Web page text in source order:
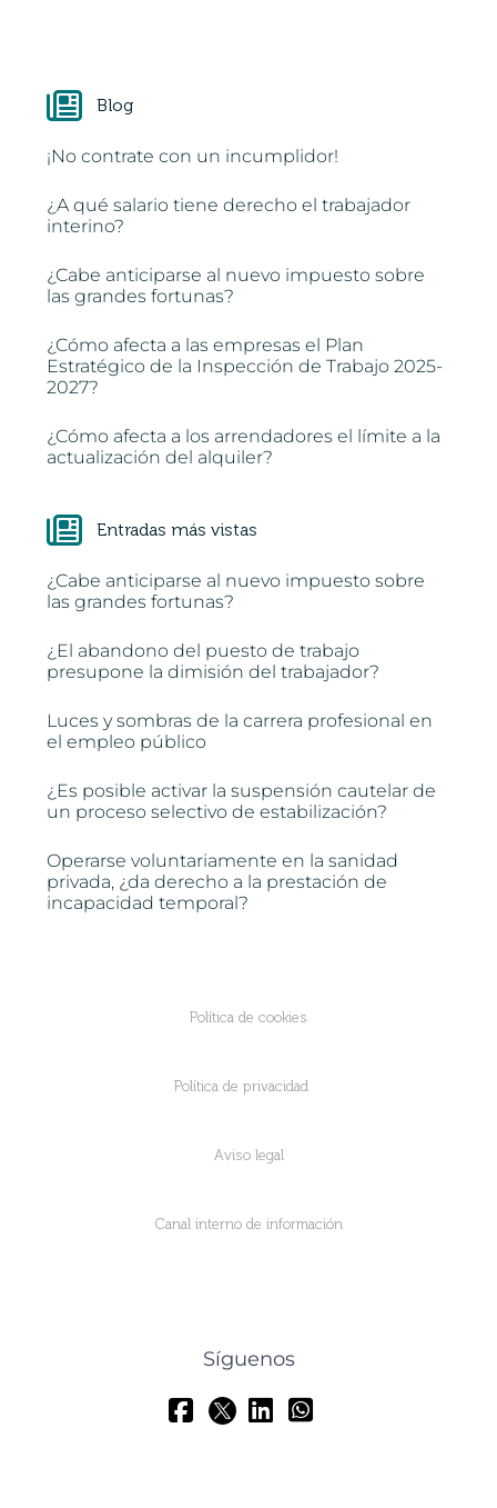
Blog
¡No contrate con un incumplidor!
¿A qué salario tiene derecho el trabajador
interino?
¿Cabe anticiparse al nuevo impuesto sobre
las grandes fortunas?
¿Cómo afecta a las empresas el Plan
Estratégico de la Inspección de Trabajo 2025-
2027?
¿Cómo afecta a los arrendadores el límite a la
actualización del alquiler?
Entradas más vistas
¿Cabe anticiparse al nuevo impuesto sobre
las grandes fortunas?
¿El abandono del puesto de trabajo
presupone la dimisión del trabajador?
Luces y sombras de la carrera profesional en
el empleo público
¿Es posible activar la suspensión cautelar de
un proceso selectivo de estabilización?
Operarse voluntariamente en la sanidad
privada, ¿da derecho a la prestación de
incapacidad temporal?
Política de cookies
Política de privacidad
Aviso legal
Canal interno de información
Síguenos